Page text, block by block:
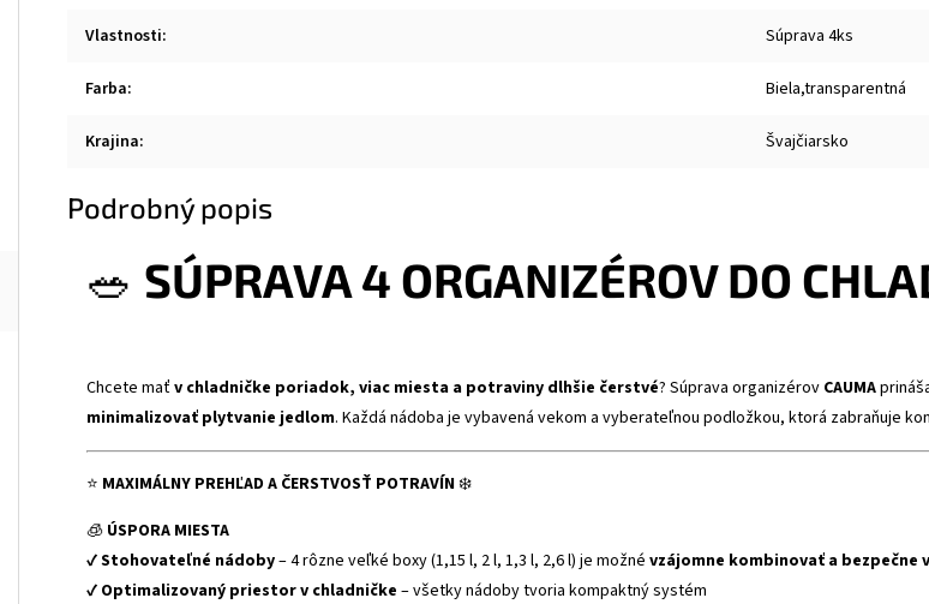
Vlastnosti: Súprava 4ks
Farba: Biela,transparentná
Krajina: Švajčiarsko
Podrobný popis
🥗 SÚPRAVA 4 ORGANIZÉROV DO
Chcete maťv chladničke poriadok, viac miesta a potraviny dlhšie čerstvé? Súprava organizérov CAUMA
minimalizovať plytvanie jedlom. Každá nádoba je vybavená vekom a vyberateľnou podložkou, ktorá zabraňuje
⭐ MAXIMÁLNY PREHĽAD A ČERSTVOSŤ POTRAVÍN ❄️
🧊 ÚSPORA MIESTA
✔Stohovateľné nádoby– 4 rôzne veľké boxy (1,15 l, 2 l, 1,3 l, 2,6 l) je možné vzájomne kombinovať a bezpečne
✔ Optimalizovaný priestor v chladničke – všetky nádoby tvoria kompaktný systém